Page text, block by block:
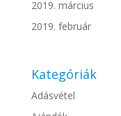
2019. március
2019. február
Kategóriák
Adásvétel